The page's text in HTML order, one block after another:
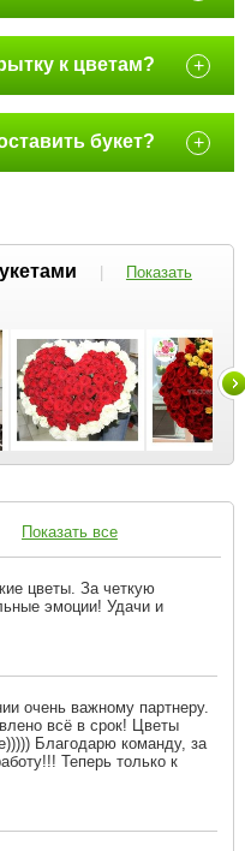
к цветам? +
букет? +
|
Показать
Показать все
цветы. За четкую
эмоции! Удачи и
очень важному партнеру.
всё в срок! Цветы
Благодарю команду, за
Теперь только к